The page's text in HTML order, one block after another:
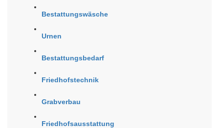
Bestattungswäsche
Urnen
Bestattungsbedarf
Friedhofstechnik
Grabverbau
Friedhofsausstattung